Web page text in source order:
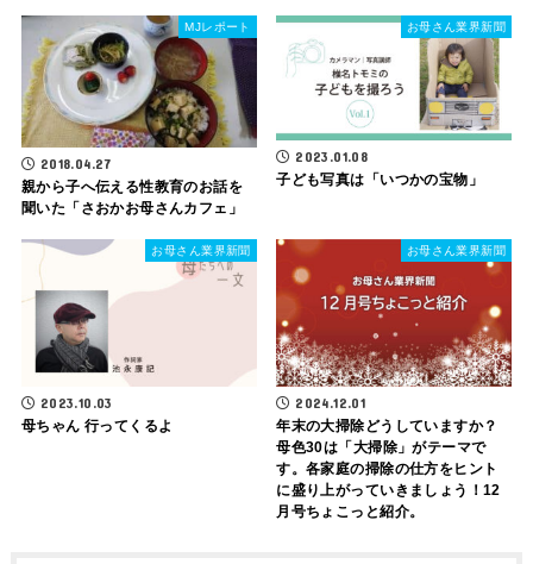
MJレポート
2018.04.27
親から子へ伝える性教育のお話を
聞いた「さおかお母さんカフェ」
お母さん業界新聞
2023.01.08
子ども写真は「いつかの宝物」
お母さん業界新聞
2023.10.03
母ちゃん 行ってくるよ
お母さん業界新聞
2024.12.01
年末の大掃除どうしていますか？
母色30は「大掃除」がテーマで
す。各家庭の掃除の仕方をヒント
に盛り上がっていきましょう！12
月号ちょこっと紹介。